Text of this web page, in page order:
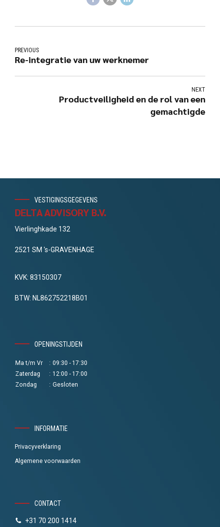
PREVIOUS
Re-integratie van uw werknemer
NEXT
Productveiligheid en de rol van een
gemachtigde
VESTIGINGSGEGEVENS
DELTA ADVISORY B.V.
Vierlinghkade 132
2521 SM 's-GRAVENHAGE
KVK: 83150307
BTW: NL862752218B01
OPENINGSTIJDEN
Ma t/m Vr : 09:30 - 17:30
Zaterdag
: 12:00 - 17:00
Zondag
: Gesloten
INFORMATIE
Privacyverklaring
Algemene voorwaarden
CONTACT
+31 70 200 1414